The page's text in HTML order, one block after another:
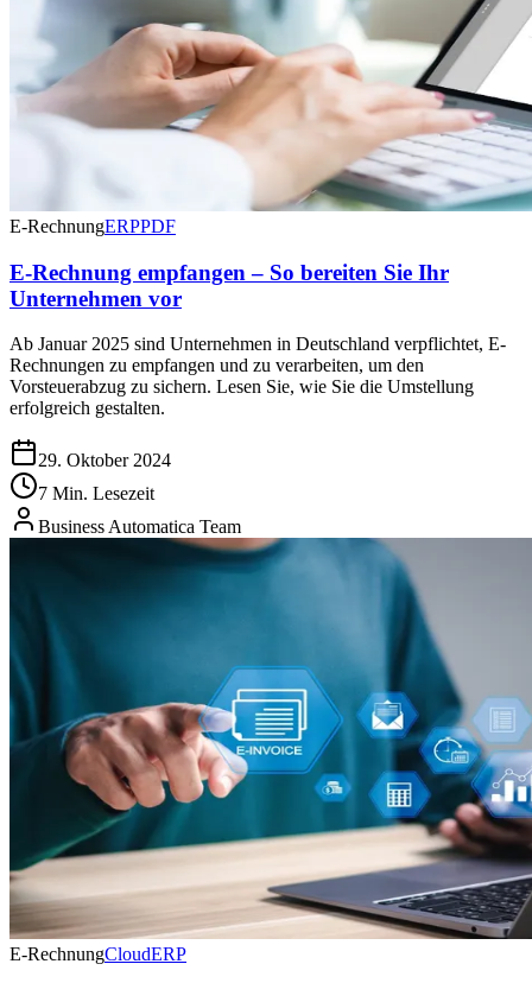
E-RechnungERPPDF
E-Rechnung empfangen – So bereiten Sie Ihr
Unternehmen vor
Ab Januar 2025 sind Unternehmen in Deutschland verpflichtet, E-
Rechnungen zu empfangen und zu verarbeiten, um den
Vorsteuerabzug zu sichern. Lesen Sie, wie Sie die Umstellung
erfolgreich gestalten.
29. Oktober 2024
7 Min. Lesezeit
Business Automatica Team
E-RechnungCloudERP